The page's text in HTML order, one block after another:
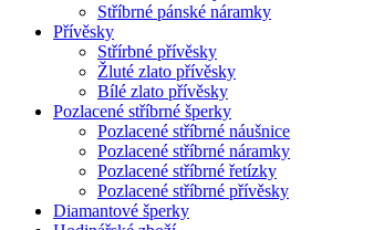
Stříbrné pánské náramky
Přívěsky
Střírbné přívěsky
Žluté zlato přívěsky
Bílé zlato přívěsky
Pozlacené stříbrné šperky
Pozlacené stříbrné náušnice
Pozlacené stříbrné náramky
Pozlacené stříbrné řetízky
Pozlacené stříbrné přívěsky
Diamantové šperky